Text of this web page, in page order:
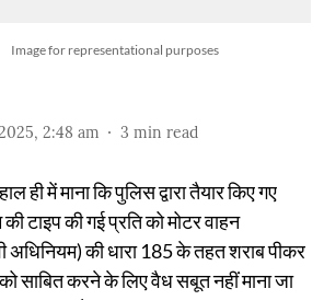
Image for representational purposes
2:48 am 3 min read
ही में माना कि पुलिस द्वारा तैयार किए गए
टाइप की गई प्रति को मोटर वाहन
अधिनियम) की धारा 185 के तहत शराब पीकर
साबित करने के लिए वैध सबूत नहीं माना जा